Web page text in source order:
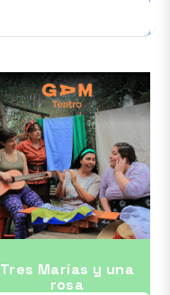
Tres Marías y una
rosa